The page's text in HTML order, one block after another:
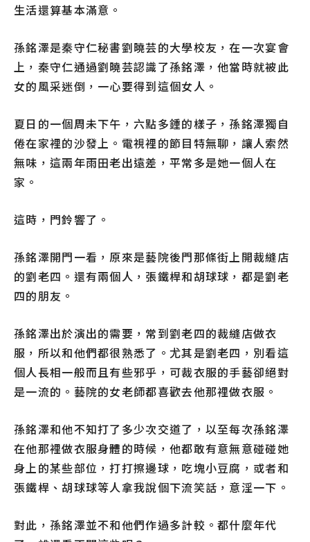
生活還算基本滿意。
孫銘澤是秦守仁秘書劉曉芸的大學校友，在一次宴會
上，秦守仁通過劉曉芸認識了孫銘澤，他當時就被此
女的風采迷倒，一心要得到這個女人。
夏日的一個周未下午，六點多鍾的樣子，孫銘澤獨自
倦在家裡的沙發上。電視裡的節目特無聊，讓人索然
無味，這兩年雨田老出遠差，平常多是她一個人在
家。
這時，門鈴響了。
孫銘澤開門一看，原來是藝院後門那條街上開裁縫店
的劉老四。還有兩個人，張鐵桿和胡球球，都是劉老
四的朋友。
孫銘澤出於演出的需要，常到劉老四的裁縫店做衣
服，所以和他們都很熟悉了。尤其是劉老四，別看這
個人長相一般而且有些邪乎，可裁衣服的手藝卻絕對
是一流的。藝院的女老師都喜歡去他那裡做衣服。
孫銘澤和他不知打了多少次交道了，以至每次孫銘澤
在他那裡做衣服身體的時候，他都敢有意無意碰碰她
身上的某些部位，打打擦邊球，吃塊小豆腐，或者和
張鐵桿、胡球球等人拿我說個下流笑話，意淫一下。
對此，孫銘澤並不和他們作過多計較。都什麼年代